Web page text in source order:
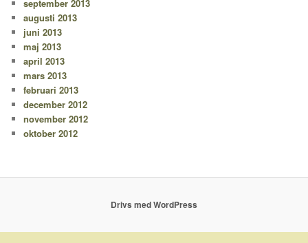
september 2013
augusti 2013
juni 2013
maj 2013
april 2013
mars 2013
februari 2013
december 2012
november 2012
oktober 2012
Drivs med WordPress